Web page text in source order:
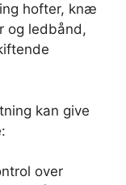
hofter, knæ
og ledbånd,
kan give
over